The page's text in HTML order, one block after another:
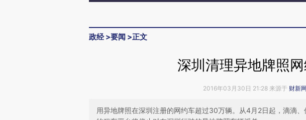
政经>要闻 >正文
深圳清理异地牌照
2016年03月30日 21:28 来源于 财新网
用异地牌照在深圳注册的网约车超过30万辆。从4月2日起，滴滴